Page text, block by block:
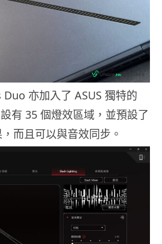
亦加入了 ASUS 獨特的
有 35 個燈效區域，並預設了
而且可以與音效同步。